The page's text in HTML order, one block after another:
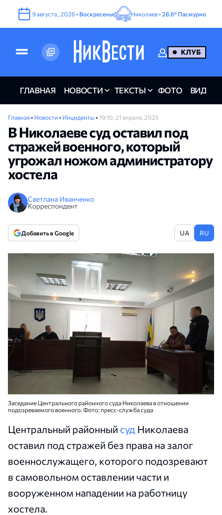
9августа , 2026 • Воскресенье Николаев • 28.6° Пасмурно
КЛУБ
ГЛАВНАЯ НОВОСТИ ТЕКСТЫ ФОТО ВИДЕО
Главная • Новости • Инциденты • 19:10, 21 апреля, 2025
В Николаеве суд оставил под
стражей военного, который
угрожал ножом администратору
хостела
Светлана Иванченко
Корреспондент
Добавить в Google UA RU
Заседание Центрального районного суда Николаева в отношении
подозреваемого военного. Фото: пресс-служба суда
Центральный районный суд Николаева
оставил под стражей без права на залог
военнослужащего, которого подозревают
в самовольном оставлении части и
вооруженном нападении на работницу
хостела.